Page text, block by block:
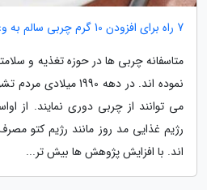
7 راه برای افزودن 10 گرم چربی سالم به وعده های غذایی
متاسفانه چربی ها در حوزه تغذیه و
نموده اند. در دهه 1990
رژیم غذایی مد روز مانند رژیم کتو
اند. با افزایش پژوهش ها بیش تر...